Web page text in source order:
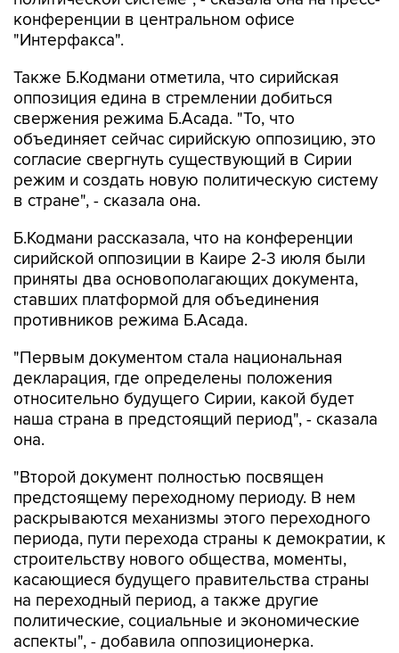
конференции в центральном офисе
"Интерфакса".
Также Б.Кодмани отметила, что сирийская
оппозиция едина в стремлении добиться
свержения режима Б.Асада. "То, что
объединяет сейчас сирийскую оппозицию, это
согласие свергнуть существующий в Сирии
режим и создать новую политическую систему
в стране", - сказала она.
Б.Кодмани рассказала, что на конференции
сирийской оппозиции в Каире 2-3 июля были
приняты два основополагающих документа,
ставших платформой для объединения
противников режима Б.Асада.
"Первым документом стала национальная
декларация, где определены положения
относительно будущего Сирии, какой будет
наша страна в предстоящий период", - сказала
она.
"Второй документ полностью посвящен
предстоящему переходному периоду. В нем
раскрываются механизмы этого переходного
периода, пути перехода страны к демократии, к
строительству нового общества, моменты,
касающиеся будущего правительства страны
на переходный период, а также другие
политические, социальные и экономические
аспекты", - добавила оппозиционерка.